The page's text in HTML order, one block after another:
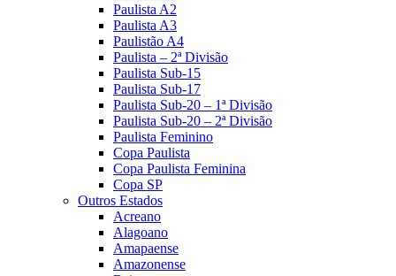
Paulista A2
Paulista A3
Paulistão A4
Paulista – 2ª Divisão
Paulista Sub-15
Paulista Sub-17
Paulista Sub-20 – 1ª Divisão
Paulista Sub-20 – 2ª Divisão
Paulista Feminino
Copa Paulista
Copa Paulista Feminina
Copa SP
Outros Estados
Acreano
Alagoano
Amapaense
Amazonense